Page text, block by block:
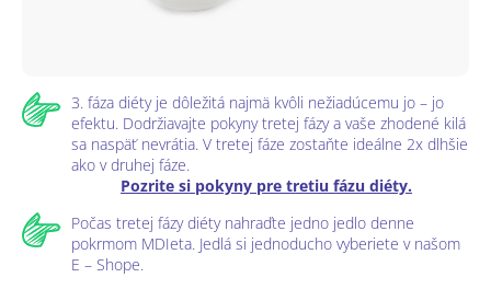
3. fáza diéty je dôležitá najmä kvôli nežiadúcemu jo – jo
efektu. Dodržiavajte pokyny tretej fázy a vaše zhodené kilá
sa naspäť nevrátia. V tretej fáze zostaňte ideálne 2x dlhšie
ako v druhej fáze.
Pozrite si pokyny pre tretiu fázu diéty.
Počas tretej fázy diéty nahraďte jedno jedlo denne
pokrmom MDIeta. Jedlá si jednoducho vyberiete v našom
E – Shope.